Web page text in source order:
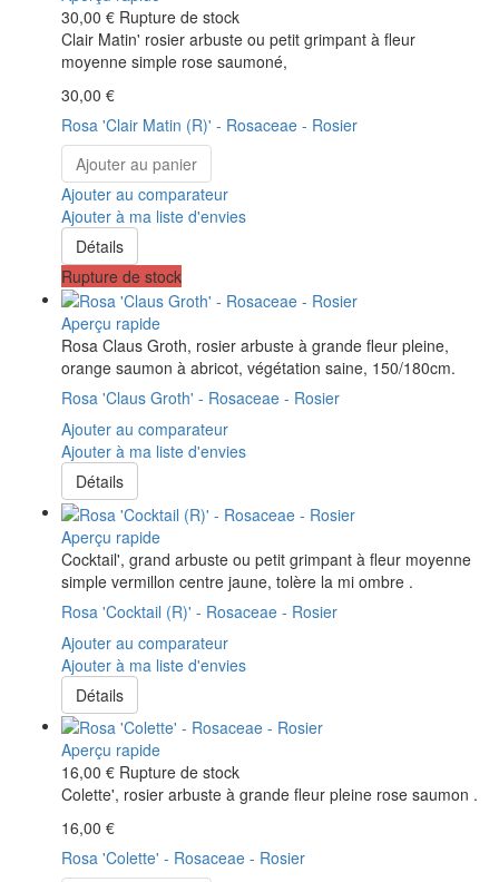
30,00 € Rupture de stock
Clair Matin' rosier arbuste ou petit grimpant à fleur
moyenne simple rose saumoné,
30,00 €
Rosa 'Clair Matin (R)' - Rosaceae - Rosier
Ajouter au panier
Ajouter au comparateur
Ajouter à ma liste d'envies
Détails
Rupture de stock
Aperçu rapide
Rosa Claus Groth, rosier arbuste à grande fleur pleine,
orange saumon à abricot, végétation saine, 150/180cm.
Rosa 'Claus Groth' - Rosaceae - Rosier
Ajouter au comparateur
Ajouter à ma liste d'envies
Détails
Aperçu rapide
Cocktail', grand arbuste ou petit grimpant à fleur moyenne
simple vermillon centre jaune, tolère la mi ombre .
Rosa 'Cocktail (R)' - Rosaceae - Rosier
Ajouter au comparateur
Ajouter à ma liste d'envies
Détails
Aperçu rapide
16,00 € Rupture de stock
Colette', rosier arbuste à grande fleur pleine rose saumon .
16,00 €
Rosa 'Colette' - Rosaceae - Rosier